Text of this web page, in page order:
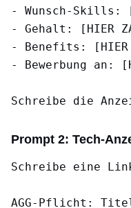
- Wunsch-Skills:
- Gehalt: [HIER
- Benefits: [HIER
- Bewerbung an:
Prompt 2: Tech-
Schreibe eine
AGG-Pflicht: